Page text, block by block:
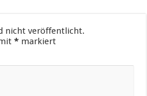
nicht veröffentlicht.
mit* markiert